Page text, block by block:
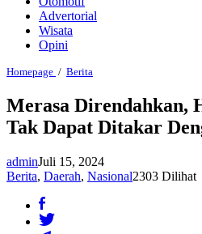
Advertorial
Wisata
Opini
Homepage / Berita
Harga
Diri
Forbes
Tak
Ditakar
Dengan
Merasa Direndahkan,
Tak Dapat Ditakar
adminJuli 15, 2024
Berita, Daerah, Nasional2303 Dilihat